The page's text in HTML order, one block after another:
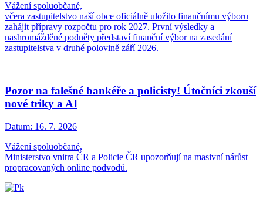
Vážení spoluobčané,
včera zastupitelstvo naší obce oficiálně uložilo finančnímu výboru
zahájit přípravy rozpočtu pro rok 2027. První výsledky a
nashromážděné podněty představí finanční výbor na zasedání
zastupitelstva v druhé polovině září 2026.
Pozor na falešné bankéře a policisty! Útočníci zkouší
nové triky a AI
Datum: 16. 7. 2026
Vážení spoluobčané,
Ministerstvo vnitra ČR a Policie ČR upozorňují na masivní nárůst
propracovaných online podvodů.